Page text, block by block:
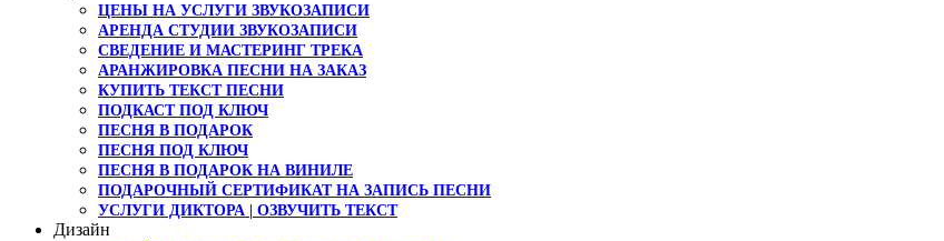
ЦЕНЫ НА УСЛУГИ ЗВУКОЗАПИСИ
АРЕНДА СТУДИИ ЗВУКОЗАПИСИ
СВЕДЕНИЕ И МАСТЕРИНГ ТРЕКА
АРАНЖИРОВКА ПЕСНИ НА ЗАКАЗ
КУПИТЬ ТЕКСТ ПЕСНИ
ПОДКАСТ ПОД КЛЮЧ
ПЕСНЯ В ПОДАРОК
ПЕСНЯ ПОД КЛЮЧ
ПЕСНЯ В ПОДАРОК НА ВИНИЛЕ
ПОДАРОЧНЫЙ СЕРТИФИКАТ НА ЗАПИСЬ ПЕСНИ
УСЛУГИ ДИКТОРА | ОЗВУЧИТЬ ТЕКСТ
Дизайн